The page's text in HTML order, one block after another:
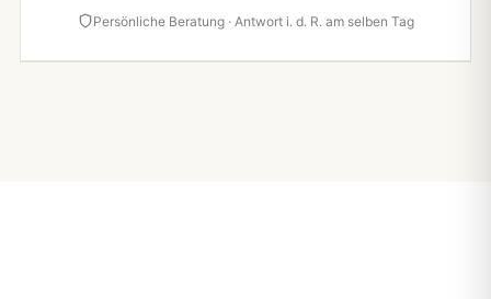
Persönliche Beratung · Antwort i. d. R. am selben Tag